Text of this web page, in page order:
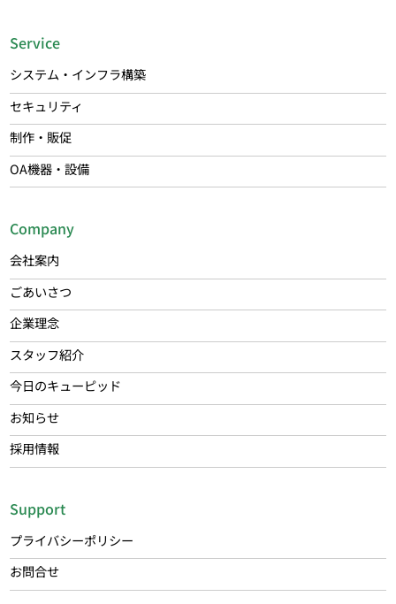
Service
システム・インフラ構築
セキュリティ
制作・販促
OA機器・設備
Company
会社案内
ごあいさつ
企業理念
スタッフ紹介
今日のキューピッド
お知らせ
採用情報
Support
プライバシーポリシー
お問合せ